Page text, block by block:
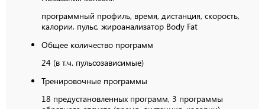
программный профиль, время, дистанция, скорость,
калории, пульс, жироанализатор Body Fat
Общее количество программ
24 (в т.ч. пульсозависимые)
Тренировочные программы
18 предустановленных программ, 3 программы